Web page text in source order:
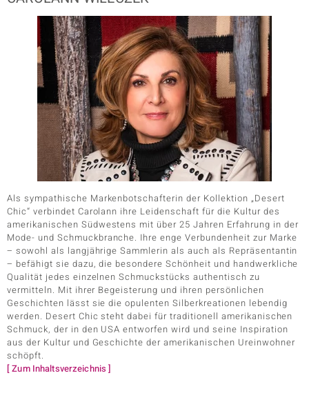
Als sympathische Markenbotschafterin der Kollektion „Desert
Chic“ verbindet Carolann ihre Leidenschaft für die Kultur des
amerikanischen Südwestens mit über 25 Jahren Erfahrung in der
Mode- und Schmuckbranche. Ihre enge Verbundenheit zur Marke
– sowohl als langjährige Sammlerin als auch als Repräsentantin
– befähigt sie dazu, die besondere Schönheit und handwerkliche
Qualität jedes einzelnen Schmuckstücks authentisch zu
vermitteln. Mit ihrer Begeisterung und ihren persönlichen
Geschichten lässt sie die opulenten Silberkreationen lebendig
werden. Desert Chic steht dabei für traditionell amerikanischen
Schmuck, der in den USA entworfen wird und seine Inspiration
aus der Kultur und Geschichte der amerikanischen Ureinwohner
schöpft.
[ Zum Inhaltsverzeichnis ]